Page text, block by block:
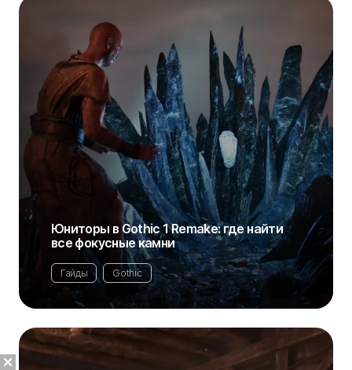
Юниторы в Gothic 1 Remake: где найти
все фокусные камни
Гайды Gothic